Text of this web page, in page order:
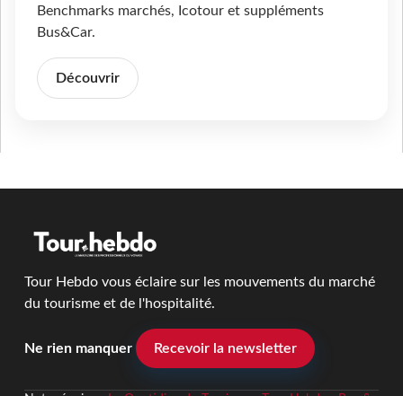
Benchmarks marchés, Icotour et suppléments
Bus&Car.
Découvrir
Tour Hebdo vous éclaire sur les mouvements du marché
du tourisme et de l'hospitalité.
Ne rien manquer Recevoir la newsletter